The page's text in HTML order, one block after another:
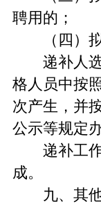
聘用的；
（四）拟
递补人选
格人员中按
次产生，并
公示等规定办
递补工作
成。
九、其他